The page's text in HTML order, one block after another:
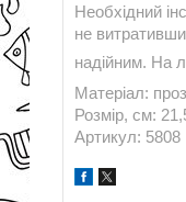
Необхідний
не
надійним. На
Матеріал:
Розмір, см:
Артикул: 5808